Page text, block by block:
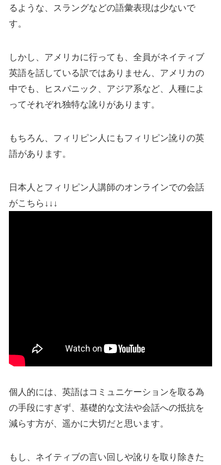
るような、スラングなどの語彙表現は少ないで
す。
しかし、アメリカに行っても、全員がネイティブ
英語を話している訳ではありません、アメリカの
中でも、ヒスパニック、アジア系など、人種によ
ってそれぞれ独特な訛り があります。
もちろん、フィリピン人にもフィリピン訛りの英
語があります。
日本人とフィリピン人講師のオンラインでの会話
がこちら↓↓↓
個人的には、 英語はコミュニケーションを取る為
の手段にすぎず、基礎的な文法や会話への抵抗を
減らす方が、遥かに大切だと思います。
もし、ネイティブの言い回しや訛りを取り除きた